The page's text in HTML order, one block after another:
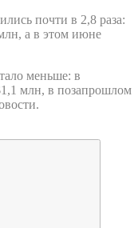
почти в 2,8 раза:
а в этом июне
меньше: в
млн, в позапрошлом